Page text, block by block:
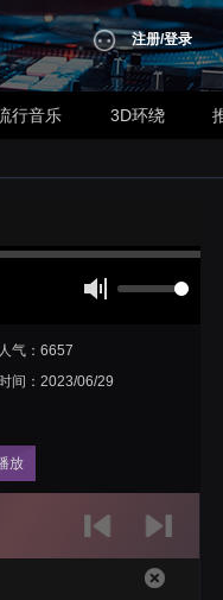
注册/登录
行音乐 3D环绕
人气：6657
时间：2023/06/29
放